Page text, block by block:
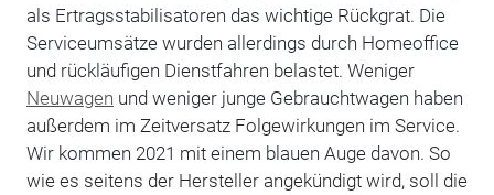
als Ertragsstabilisatoren das wichtige Rückgrat. Die
Serviceumsätze wurden allerdings durch Homeoffice
und rückläufigen Dienstfahren belastet. Weniger
Neuwagen und weniger junge Gebrauchtwagen haben
außerdem im Zeitversatz Folgewirkungen im Service.
Wir kommen 2021 mit einem blauen Auge davon. So
wie es seitens der Hersteller angekündigt wird, soll die